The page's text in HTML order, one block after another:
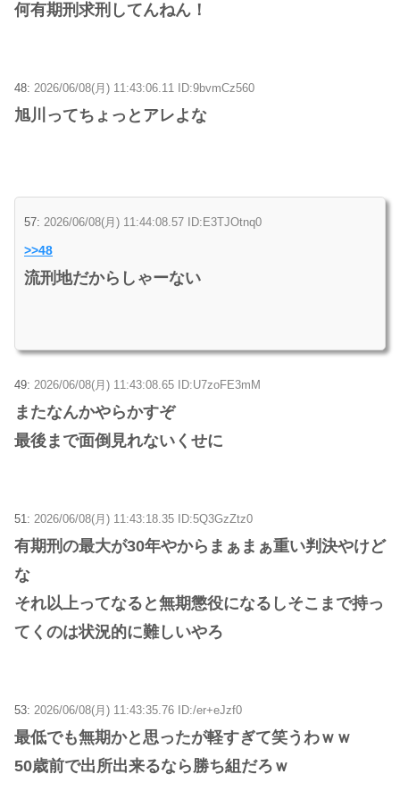
何有期刑求刑してんねん！
48: 2026/06/08(月) 11:43:06.11 ID:9bvmCz560
旭川ってちょっとアレよな
57: 2026/06/08(月) 11:44:08.57 ID:E3TJOtnq0
>>48
流刑地だからしゃーない
49: 2026/06/08(月) 11:43:08.65 ID:U7zoFE3mM
またなんかやらかすぞ
最後まで面倒見れないくせに
51: 2026/06/08(月) 11:43:18.35 ID:5Q3GzZtz0
有期刑の最大が30年やからまぁまぁ重い判決やけど
な
それ以上ってなると無期懲役になるしそこまで持っ
てくのは状況的に難しいやろ
53: 2026/06/08(月) 11:43:35.76 ID:/er+eJzf0
最低でも無期かと思ったが軽すぎて笑うわｗｗ
50歳前で出所出来るなら勝ち組だろｗ